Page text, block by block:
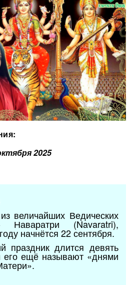
2025
величайших Ведических
Наваратри (Navaratri),
начнётся 22 сентября.
праздник длится девять
его ещё называют «днями